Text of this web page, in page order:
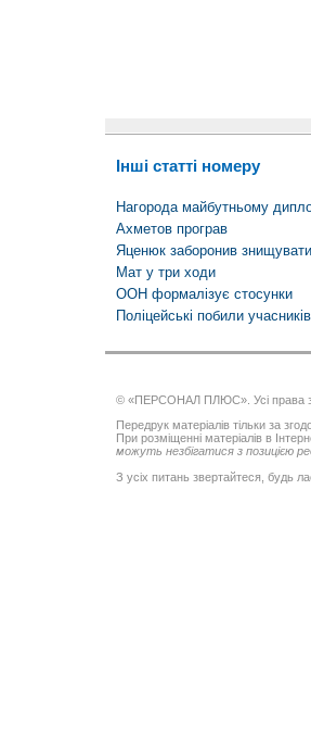
Інші статті номеру
Нагорода майбутньому
Ахметов програв
Яценюк заборонив
Мат у три ходи
ООН формалізує стосунки
Поліцейські побили
© «ПЕРСОНАЛ ПЛЮС». Усі права
Передрук матеріалів тільки за
При розміщенні матеріалів в
можуть незбігатися з позицією
З усіх питань звертайтеся, будь